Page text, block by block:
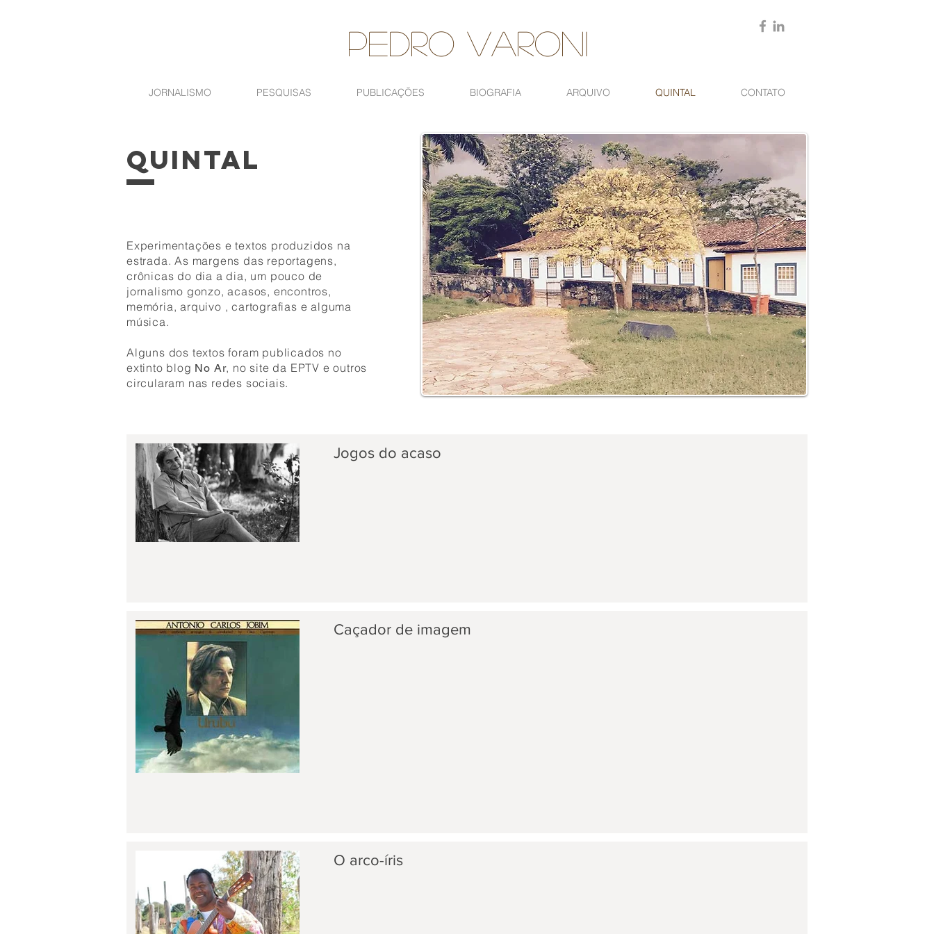
Pedro VAroni
JORNALISMO PESQUISAS PUBLICAÇÕES BIOGRAFIA ARQUIVO QUINTAL CONTATO
QUINTAL
Experimentações e textos produzidos na
estrada. As margens das reportagens,
crônicas do dia a dia, um pouco de
jornalismo gonzo, acasos, encontros,
memória, arquivo , cartografias e alguma
música.
Alguns dos textos foram publicados no
extinto blog No Ar, no site da EPTV e outros
circularam nas redes sociais.
Jogos do acaso
Caçador de imagem
O arco-íris